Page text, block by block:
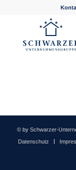
© by Schwarzer-
Datenschutz